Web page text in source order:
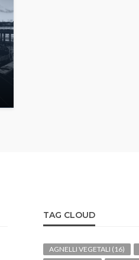
TAG CLOUD
AGNELLI VEGETALI (16)